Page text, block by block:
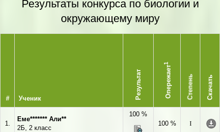
Результаты конкурса по биологии и
окружающему миру
# Ученик Результат Опережает
1
Степень Скачать
1.
Еме******* Али**
2Б, 2 класс
100 %
100 %
I